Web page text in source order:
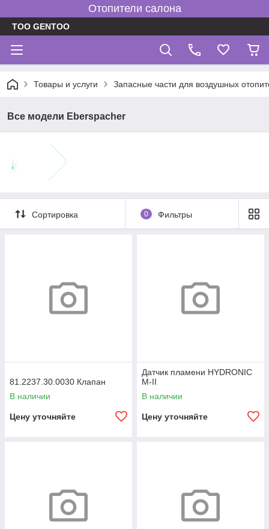
Отопители салона
TOO GENTOO
Товары и услуги Запасные части для воздушных
Все модели Eberspacher
Сортировка 0 Фильтры
81.2237.30.0030 Клапан
В наличии
Цену уточняйте
Датчик пламени HYDRONIC
M-II
В наличии
Цену уточняйте